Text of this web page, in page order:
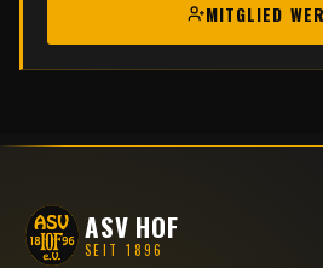
MITGLIED
ASV HOF
SEIT 1896